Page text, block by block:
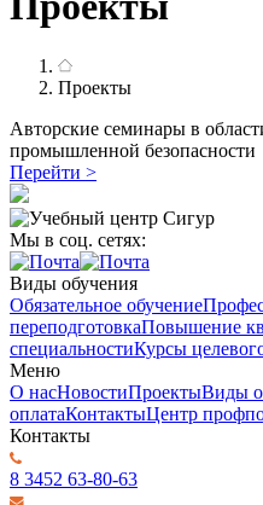
Проекты
Авторские семинары в
промышленной безопасности
Перейти >
Мы в соц. сетях:
Виды обучения
Обязательное обучение
переподготовкаПовышение
специальностиКурсы
Меню
О насНовостиПроектыВиды
оплатаКонтактыЦентр
Контакты
8 3452 63-80-63